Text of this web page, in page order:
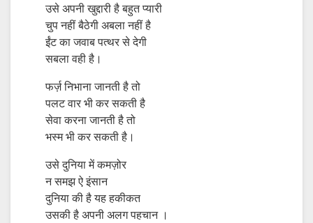
उसे अपनी खुद्दारी है बहुत प्यारी
चुप नहीं बैठेगी अबला नहीं है
ईंट का जवाब पत्थर से देगी
सबला वही है।
फर्ज़ निभाना जानती है तो
पलट वार भी कर सकती है
सेवा करना जानती है तो
भस्म भी कर सकती है।
उसे दुनिया में कमज़ोर
न समझ ऐ इंसान
दुनिया की है यह हकीकत
उसकी है अपनी अलग पहचान ।